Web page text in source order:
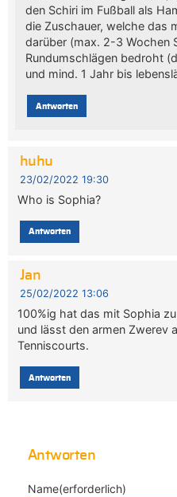
den Schiri im Fußball als
die Zuschauer, welche das
darüber (max. 2-3 Wochen
Rundumschlägen bedroht
und mind. 1 Jahr bis
Antworten
huhu
23/02/2022 19:30
Who is Sophia?
Antworten
Jan
25/02/2022 13:06
100%ig hat das mit Sophia
und lässt den armen Zwerev
Tenniscourts.
Antworten
Antworten
Name(erforderlich)